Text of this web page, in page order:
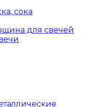
сока
для свечей